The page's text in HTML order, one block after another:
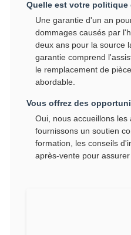
Quelle est votre politique
Une garantie d'un an
dommages causés par
deux ans pour la source
garantie comprend
le remplacement de
abordable.
Vous offrez des
Oui, nous accueillons les
fournissons un soutien
formation, les conseils
après-vente pour